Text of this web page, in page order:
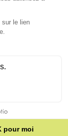
avec une
façade et vos
adaptée à
nos